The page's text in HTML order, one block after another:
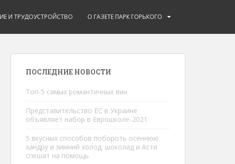
И ТРУДОУСТРОЙСТВО О ГАЗЕТЕ ПАРК ГОРЬКОГО
ПОСЛЕДНИЕ НОВОСТИ
Топ-5 самых романтичных вин
Представительство ЕС в Украине
объявляет набор в Еврошколe-2021
5 вкусных способов побороть осеннюю
хандру и зимний холод: шоколад и Асти
спешат на помощь